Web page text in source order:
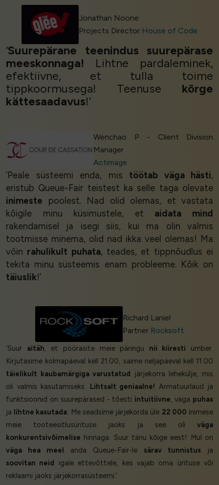
Jonathan Noone
Projects Director House of Code
‘Suurepärane teenindus suurepärase
meeskonnaga! Lihtne pardaleminek,
efektiivne, et tulla toime
tippkoormusega! Teenuse kõrge
kättesaadavus!’
Wenchao P - Client Division
Manager
Actimage
‘Peale süsteemi enda, mis töötab väga hästi,
eristub Queue-Fair teistest ka selle taga olevate
inimeste poolest. Nad olid olemas, et vastata
kõigile minu küsimustele, et aidata mind
rakendamisel ja isegi siis, kui ma olin valmis
tootmisse minema, olid nad ikka veel olemas! Ma
võin rahulikult puhata, teades, et tippnõudlus ei
tekita minu süsteemis enam probleeme. Kõik on
täiuslik!’
Richard Laniel
Partner Rocksoft
‘Suur aitäh, et pöörasite meie päringu nii kiiresti ümber.
Kirjutasime kolmapäeval kell 21.00, saime neljapäeval kell 11.00
täielikult kaubamärgiga varustatud järjekorra lehekülje, mis
oli valmis kasutamiseks. Lihtsalt geniaalne! Armatuurlaud ja
funktsioonid on suurepärased - tõesti intuitiivne, väga puhas
ja lihtne kasutada. Me seadsime järjekorda üle 22 000 inimese
meie tooteesitlusürituse jaoks ja see oli väga
konkurentsivõimelise hinnaga. Suur tänu kõige eest! Mul on
väga hea meel anda Queue-Fair-le särav tunnistus ja
soovitan neid igale ettevõttele, kes vajab oma ürituse või
reklaami jaoks järjekorrasüsteemi.’